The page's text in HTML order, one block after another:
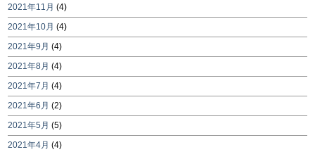
2021年11月 (4)
2021年10月 (4)
2021年9月 (4)
2021年8月 (4)
2021年7月 (4)
2021年6月 (2)
2021年5月 (5)
2021年4月 (4)